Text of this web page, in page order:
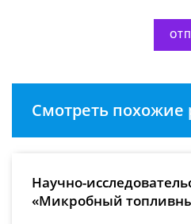
Смотреть похожие
Научно-
«Микробный